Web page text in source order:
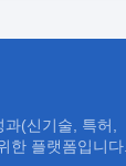
(신기술, 특허,
한 플랫폼입니다.